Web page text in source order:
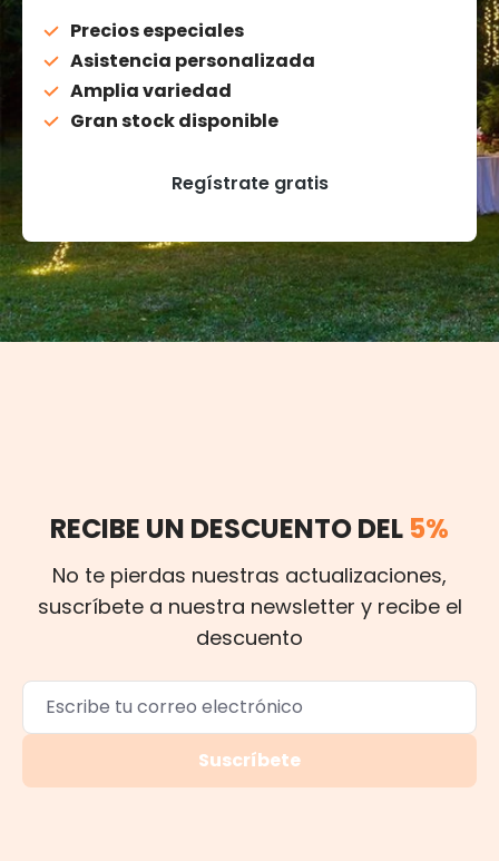
Precios especiales
Asistencia personalizada
Amplia variedad
Gran stock disponible
Regístrate gratis
RECIBE UN DESCUENTO DEL 5%
No te pierdas nuestras actualizaciones,
suscríbete a nuestra newsletter y recibe el
descuento
Suscríbete